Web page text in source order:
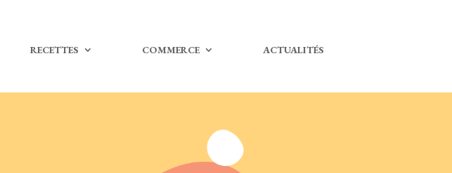
RECETTES COMMERCE
ACTUALITÉS